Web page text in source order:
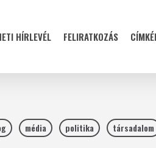
HÍRLEVÉL FELIRATKOZÁS
média politika társadalom